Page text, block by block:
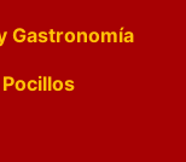
Gastronomía